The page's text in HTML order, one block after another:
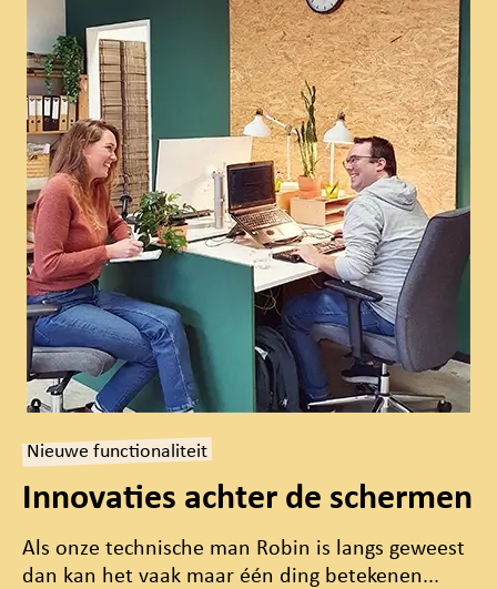
Nieuwe functionaliteit
Innovaties achter de schermen
Als onze technische man Robin is langs geweest
dan kan het vaak maar één ding betekenen...